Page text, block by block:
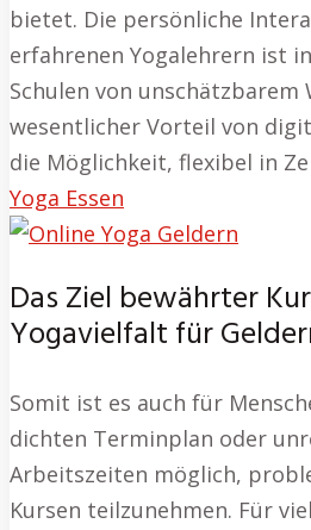
bietet. Die persönliche
erfahrenen Yogalehrern ist
Schulen von unschätzbarem
wesentlicher Vorteil von
die Möglichkeit, flexibel in
Yoga Essen
Das Ziel bewährter
Yogavielfalt für
Somit ist es auch für
dichten Terminplan oder
Arbeitszeiten möglich,
Kursen teilzunehmen. Für